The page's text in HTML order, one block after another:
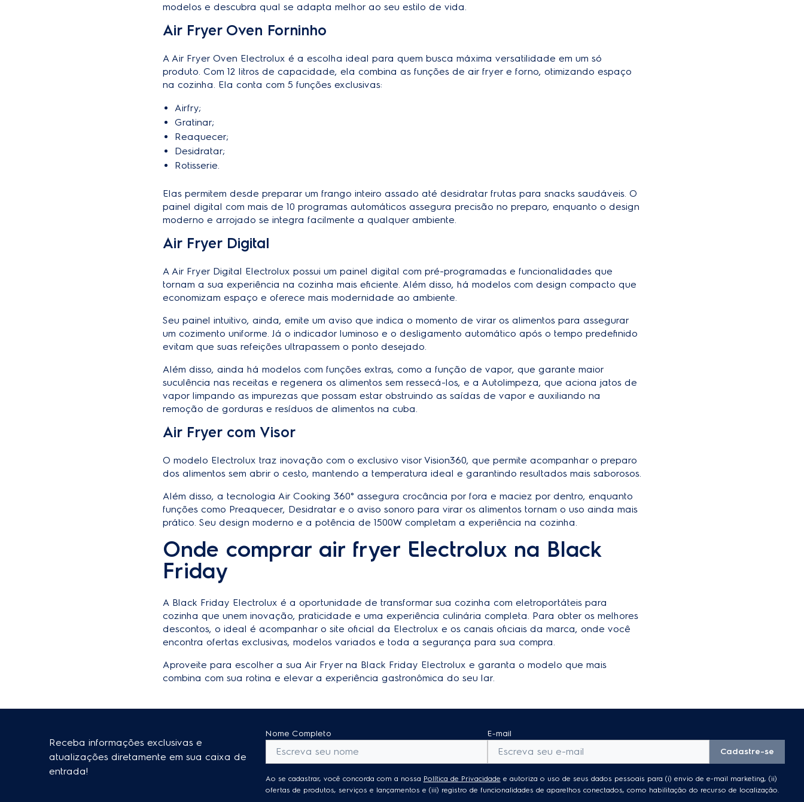
modelos e descubra qual se adapta melhor ao seu estilo de vida.
Air Fryer Oven Forninho
A Air Fryer Oven Electrolux é a escolha ideal para quem busca máxima versatilidade em um só
produto. Com 12 litros de capacidade, ela combina as funções de air fryer e forno, otimizando espaço
na cozinha. Ela conta com 5 funções exclusivas:
Airfry;
Gratinar;
Reaquecer;
Desidratar;
Rotisserie.
Elas permitem desde preparar um frango inteiro assado até desidratar frutas para snacks saudáveis. O
painel digital com mais de 10 programas automáticos assegura precisão no preparo, enquanto o design
moderno e arrojado se integra facilmente a qualquer ambiente.
Air Fryer Digital
A Air Fryer Digital Electrolux possui um painel digital com pré-programadas e funcionalidades que
tornam a sua experiência na cozinha mais eficiente. Além disso, há modelos com design compacto que
economizam espaço e oferece mais modernidade ao ambiente.
Seu painel intuitivo, ainda, emite um aviso que indica o momento de virar os alimentos para assegurar
um cozimento uniforme. Já o indicador luminoso e o desligamento automático após o tempo predefinido
evitam que suas refeições ultrapassem o ponto desejado.
Além disso, ainda há modelos com funções extras, como a função de vapor, que garante maior
suculência nas receitas e regenera os alimentos sem ressecá-los, e a Autolimpeza, que aciona jatos de
vapor limpando as impurezas que possam estar obstruindo as saídas de vapor e auxiliando na
remoção de gorduras e resíduos de alimentos na cuba.
Air Fryer com Visor
O modelo Electrolux traz inovação com o exclusivo visor Vision360, que permite acompanhar o preparo
dos alimentos sem abrir o cesto, mantendo a temperatura ideal e garantindo resultados mais saborosos.
Além disso, a tecnologia Air Cooking 360° assegura crocância por fora e maciez por dentro, enquanto
funções como Preaquecer, Desidratar e o aviso sonoro para virar os alimentos tornam o uso ainda mais
prático. Seu design moderno e a potência de 1500W completam a experiência na cozinha.
Onde comprar air fryer Electrolux na Black
Friday
A Black Friday Electrolux é a oportunidade de transformar sua cozinha com eletroportáteis para
cozinha que unem inovação, praticidade e uma experiência culinária completa. Para obter os melhores
descontos, o ideal é acompanhar o site oficial da Electrolux e os canais oficiais da marca, onde você
encontra ofertas exclusivas, modelos variados e toda a segurança para sua compra.
Aproveite para escolher a sua Air Fryer na Black Friday Electrolux e garanta o modelo que mais
combina com sua rotina e elevar a experiência gastronômica do seu lar.
Receba informações exclusivas e
atualizações diretamente em sua caixa de
entrada!
Nome Completo
E-mail
Cadastre-se
Ao se cadastrar, você concorda com a nossa Política de Privacidade e autoriza o uso de seus dados pessoais para (i) envio de e-mail marketing, (ii)
ofertas de produtos, serviços e lançamentos e (iii) registro de funcionalidades de aparelhos conectados, como habilitação do recurso de localização.